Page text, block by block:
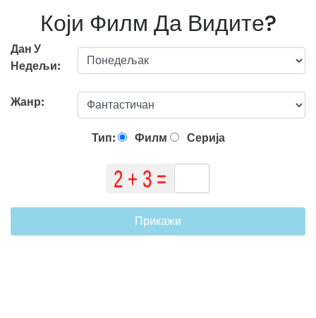
Који Филм Да Видите?
Дан У
Недељи:
Жанр:
Тип: Филм Серија
Прикажи